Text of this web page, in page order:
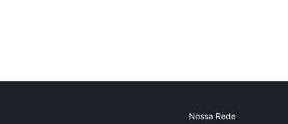
Nossa Rede